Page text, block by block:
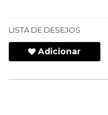
LISTA DE DESEJOS
Adicionar